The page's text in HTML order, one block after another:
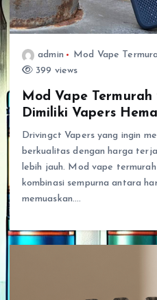
admin Mod Vape
399 views
Mod Vape
Dimiliki Vapers
Drivingct Vapers yang ingin
berkualitas dengan harga
lebih jauh. Mod vape
kombinasi sempurna antara
memuaskan.…